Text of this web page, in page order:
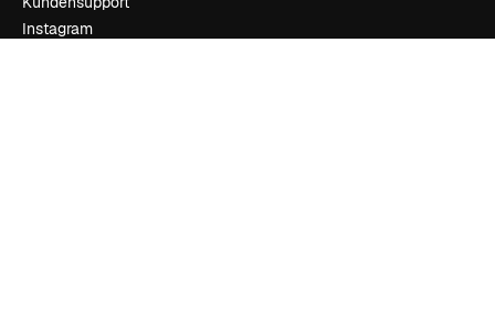
Instagram